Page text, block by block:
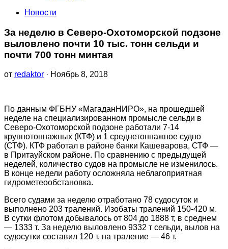
Новости
За неделю в Северо-Охотоморской подзоне
выловлено почти 10 тыс. тонн сельди и
почти 700 тонн минтая
от redaktor · Ноябрь 8, 2018
По данным ФГБНУ «МагаданНИРО», на прошедшей
неделе на специализированном промысле сельди в
Северо-Охотоморской подзоне работали 7-14
крупнотоннажных (КТФ) и 1 среднетоннажное судно
(СТФ). КТФ работал в районе банки Кашеварова, СТФ —
в Притауйском районе. По сравнению с предыдущей
неделей, количество судов на промысле не изменилось.
В конце недели работу осложняла неблагоприятная
гидрометеообстановка.
Всего судами за неделю отработано 78 судосуток и
выполнено 203 тралений. Изобаты тралений 150-420 м.
В сутки флотом добывалось от 804 до 1888 т, в среднем
— 1333 т. За неделю выловлено 9332 т сельди, вылов на
судосутки составил 120 т, на траление — 46 т.